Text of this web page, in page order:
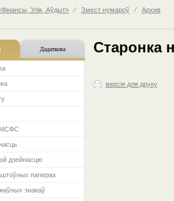
Улік, Аўдыт» ⁄ Змест нумароў ⁄ Архив
Дадаткова
МСФС
дзейнасцю
паперах
знакаў
Старонка
версія для друку